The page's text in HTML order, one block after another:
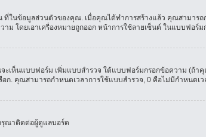
ในข้อมูลส่วนตัวของคุณ. เมื่อคุณได้ทำการสร้างแล้ว คุณสามาร
โดยเอาเครื่องหมายถูกออก หน้าการใช้ลายเซ็นต์ ในแบบฟอร์ม
ห็นแบบฟอร์ม เพิ่มแบบสำรวจ ใต้แบบฟอร์มกรอกข้อความ (ถ้า
ก. คุณสามารถกำหนดเวลาการใช้แบบสำรวจ, 0 คือไม่มีกำหนดเ
รุณาติดต่อผู้ดูแลบอร์ด